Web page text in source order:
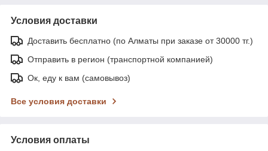
Условия доставки
Доставить бесплатно (по Алматы при заказе от 30000 тг.)
Отправить в регион (транспортной компанией)
Ок, еду к вам (самовывоз)
Все условия доставки
Условия оплаты